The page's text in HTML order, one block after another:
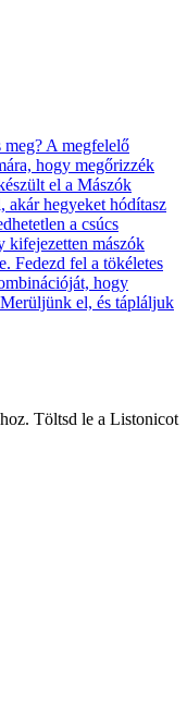
meg? A megfelelő
hogy megőrizzék
el a Mászók
akár hegyeket hódítasz
a csúcs
kifejezetten mászók
Fedezd fel a tökéletes
hogy
el, és tápláljuk
Töltsd le a Listonicot